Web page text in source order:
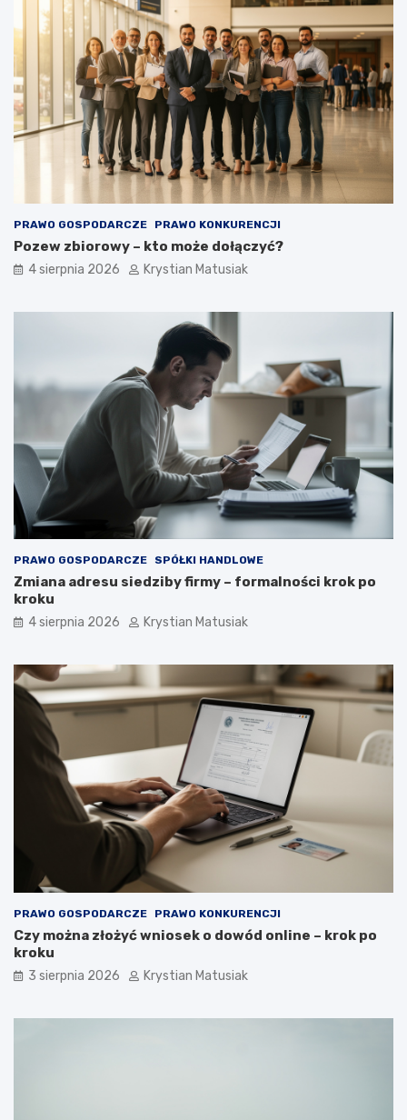
PRAWO GOSPODARCZE PRAWO KONKURENCJI
Pozew zbiorowy – kto może dołączyć?
4 sierpnia 2026 Krystian Matusiak
PRAWO GOSPODARCZE SPÓŁKI HANDLOWE
Zmiana adresu siedziby firmy – formalności krok po
kroku
4 sierpnia 2026 Krystian Matusiak
PRAWO GOSPODARCZE PRAWO KONKURENCJI
Czy można złożyć wniosek o dowód online – krok po
kroku
3 sierpnia 2026 Krystian Matusiak